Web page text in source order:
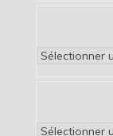
Catégories
Archives